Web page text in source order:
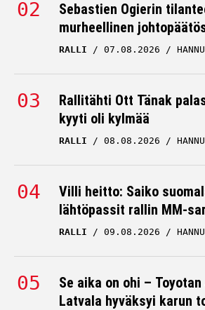
Sebastien Ogierin
murheellinen
RALLI 07.08.2026
Rallitähti Ott Tänak
kyyti oli kylmää
RALLI 08.08.2026
Villi heitto: Saiko
lähtöpassit rallin MM-
RALLI 09.08.2026
Se aika on ohi –
Latvala hyväksyi karun